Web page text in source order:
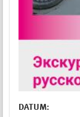
DATUM: